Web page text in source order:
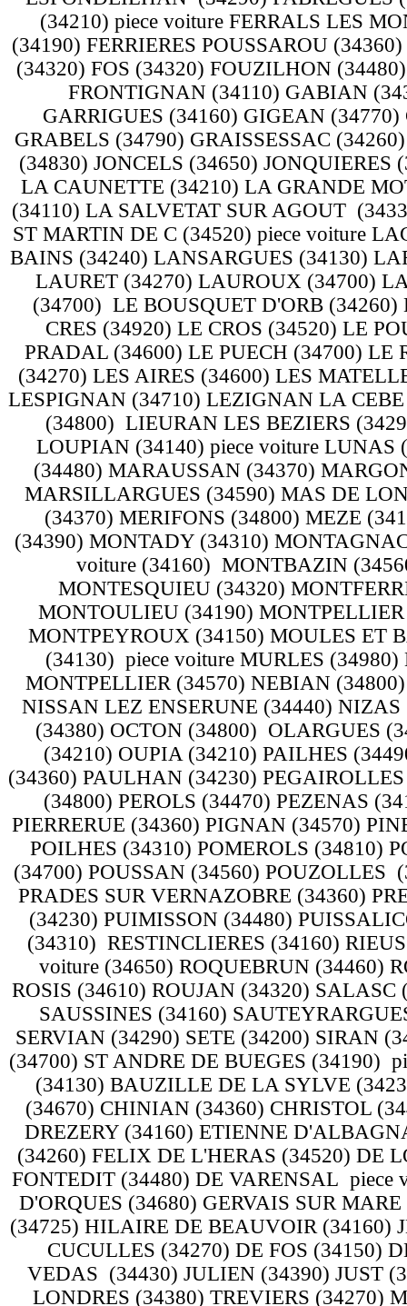
(34210) piece voiture FERRALS LES
(34190) FERRIERES POUSSAROU
(34320) FOS (34320) FOUZILHON
FRONTIGNAN (34110) GABIAN
GARRIGUES (34160) GIGEAN
GRABELS (34790) GRAISSESSAC
(34830) JONCELS (34650)
LA CAUNETTE (34210) LA GRANDE
(34110) LA SALVETAT SUR AGOUT
ST MARTIN DE C (34520) piece voiture
BAINS (34240) LANSARGUES (34130)
LAURET (34270) LAUROUX (34700)
(34700) LE BOUSQUET D'ORB
CRES (34920) LE CROS (34520) LE
PRADAL (34600) LE PUECH (34700)
(34270) LES AIRES (34600) LES
LESPIGNAN (34710) LEZIGNAN LA
(34800) LIEURAN LES BEZIERS
LOUPIAN (34140) piece voiture
(34480) MARAUSSAN (34370)
MARSILLARGUES (34590) MAS DE
(34370) MERIFONS (34800) MEZE
(34390) MONTADY (34310)
voiture (34160) MONTBAZIN
MONTESQUIEU (34320)
MONTOULIEU (34190)
MONTPEYROUX (34150) MOULES ET
(34130) piece voiture MURLES
MONTPELLIER (34570) NEBIAN
NISSAN LEZ ENSERUNE (34440)
(34380) OCTON (34800) OLARGUES
(34210) OUPIA (34210) PAILHES
(34360) PAULHAN (34230)
(34800) PEROLS (34470) PEZENAS
PIERRERUE (34360) PIGNAN (34570)
POILHES (34310) POMEROLS (34810)
(34700) POUSSAN (34560) POUZOLLES
PRADES SUR VERNAZOBRE (34360)
(34230) PUIMISSON (34480)
(34310) RESTINCLIERES (34160)
voiture (34650) ROQUEBRUN (34460)
ROSIS (34610) ROUJAN (34320)
SAUSSINES (34160)
SERVIAN (34290) SETE (34200) SIRAN
(34700) ST ANDRE DE BUEGES (34190)
(34130) BAUZILLE DE LA SYLVE
(34670) CHINIAN (34360) CHRISTOL
DREZERY (34160) ETIENNE
(34260) FELIX DE L'HERAS (34520) DE
FONTEDIT (34480) DE VARENSAL piece
D'ORQUES (34680) GERVAIS SUR
(34725) HILAIRE DE BEAUVOIR (34160)
CUCULLES (34270) DE FOS (34150)
VEDAS (34430) JULIEN (34390) JUST
LONDRES (34380) TREVIERS (34270)